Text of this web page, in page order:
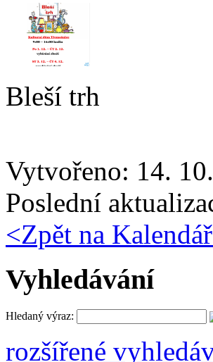
Bleší trh
Vytvořeno: 14.
Poslední
<Zpět na
Vyhledávání
Hledaný výraz:
rozšířené